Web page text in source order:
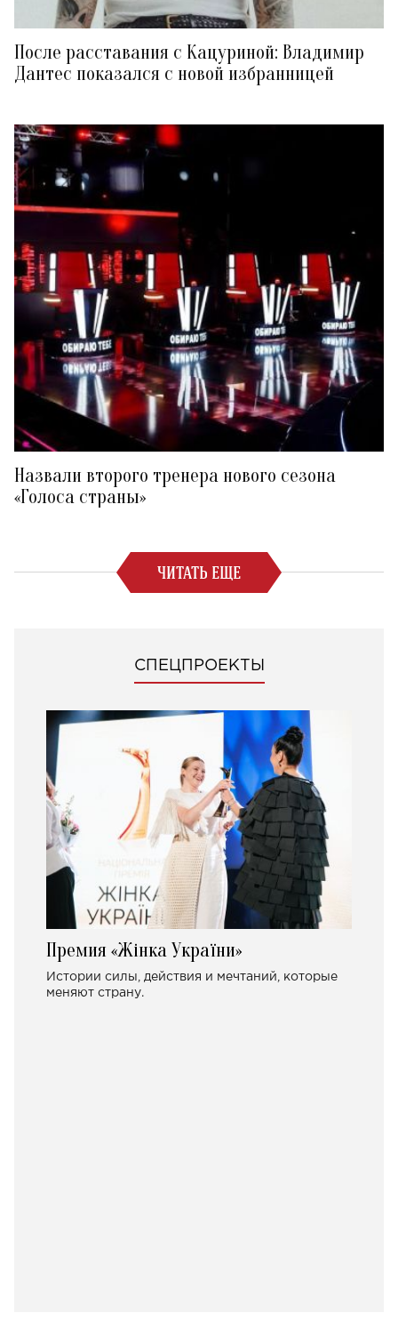
После расставания с Кацуриной: Владимир
Дантес показался с новой избранницей
Назвали второго тренера нового сезона
«Голоса страны»
ЧИТАТЬ ЕЩЕ
СПЕЦПРОЕКТЫ
Премия «Жінка України»
Истории силы, действия и мечтаний, которые
меняют страну.